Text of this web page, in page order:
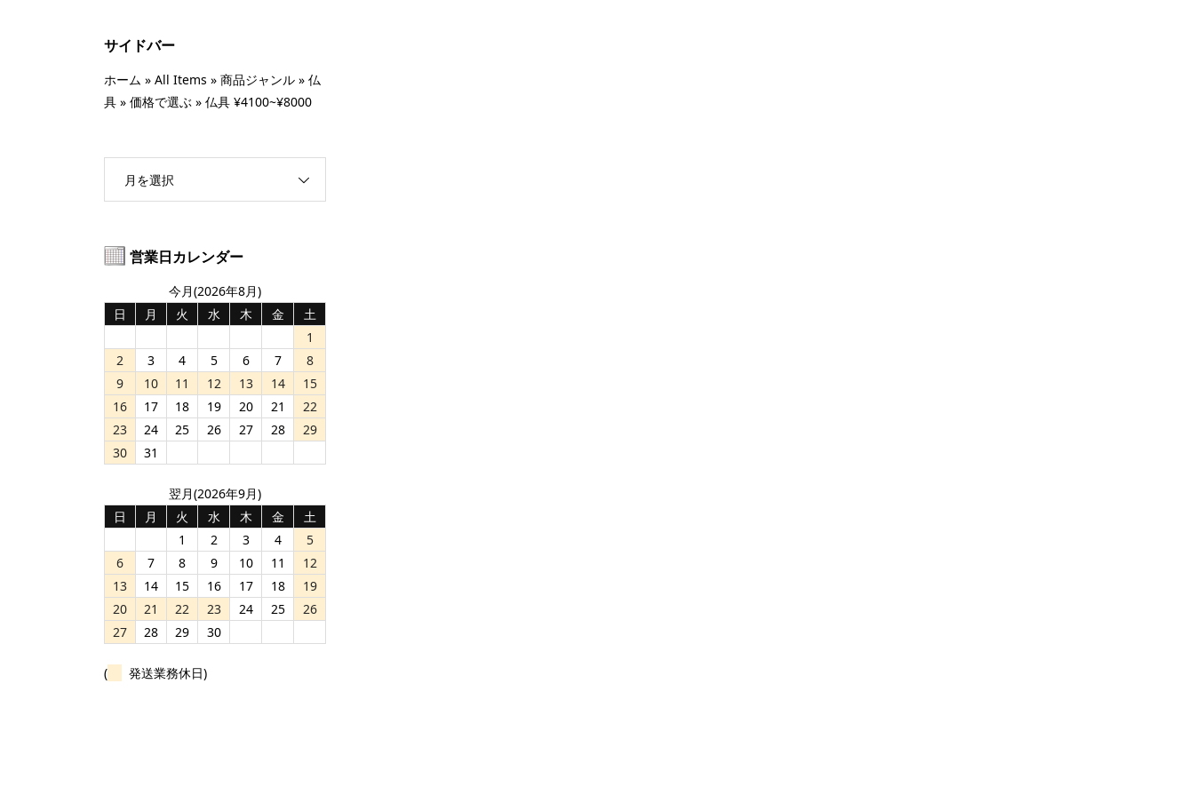
サイドバー
ホーム » All Items » 商品ジャンル » 仏
具 » 価格で選ぶ » 仏具 ¥4100~¥8000
月を選択
営業日カレンダー
今月(2026年8月)
日
月 火 水 木 金
土
1
2
3 4 5 6 7
8
9
10 11 12 13 14
15
16
17 18 19 20 21
22
23
24 25 26 27 28
29
30
31
翌月(2026年9月)
日
月 火 水 木 金
土
1
2 3 4
5
6
7 8 9 10 11
12
13
14 15 16 17 18
19
20
21 22 23 24 25
26
27
28 29 30
( 発送業務休日)